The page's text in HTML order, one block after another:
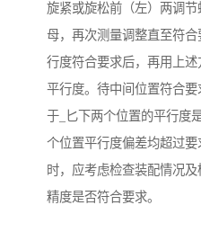
旋紧或旋松前（左）两调
母，再次测量调整直至符
行度符合要求后，再用上述
平行度。待中间位置符合
于_匕下两个位置的平行度
个位置平行度偏差均超过
时，应考虑检查装配情况
精度是否符合要求。